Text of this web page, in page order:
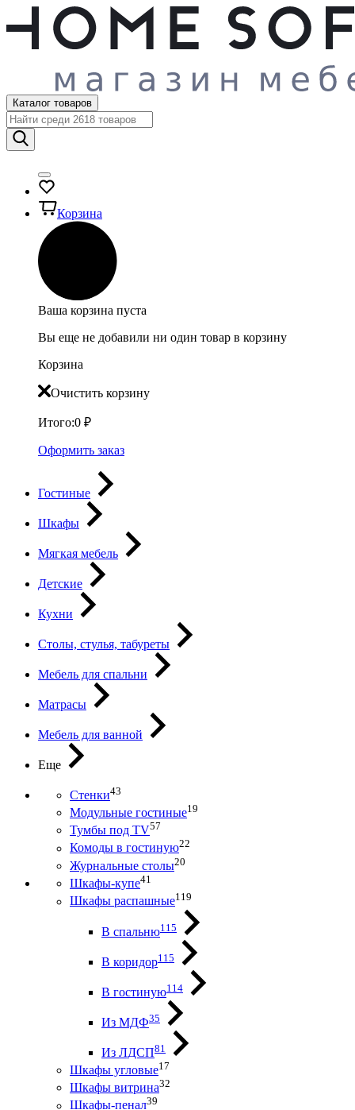
Каталог товаров
Корзина
Ваша корзина пуста
Вы еще не добавили ни один товар в корзину
Корзина
Очистить корзину
Итого:0 ₽
Оформить заказ
Гостиные
Шкафы
Мягкая мебель
Детские
Кухни
Столы, стулья, табуреты
Мебель для спальни
Матрасы
Мебель для ванной
Еще
Стенки43
Модульные гостиные19
Тумбы под ТV57
Комоды в гостиную22
Журнальные столы20
Шкафы-купе41
Шкафы распашные119
В спальню115
В коридор115
В гостиную114
Из МДФ35
Из ЛДСП81
Шкафы угловые17
Шкафы витрина32
Шкафы-пенал39